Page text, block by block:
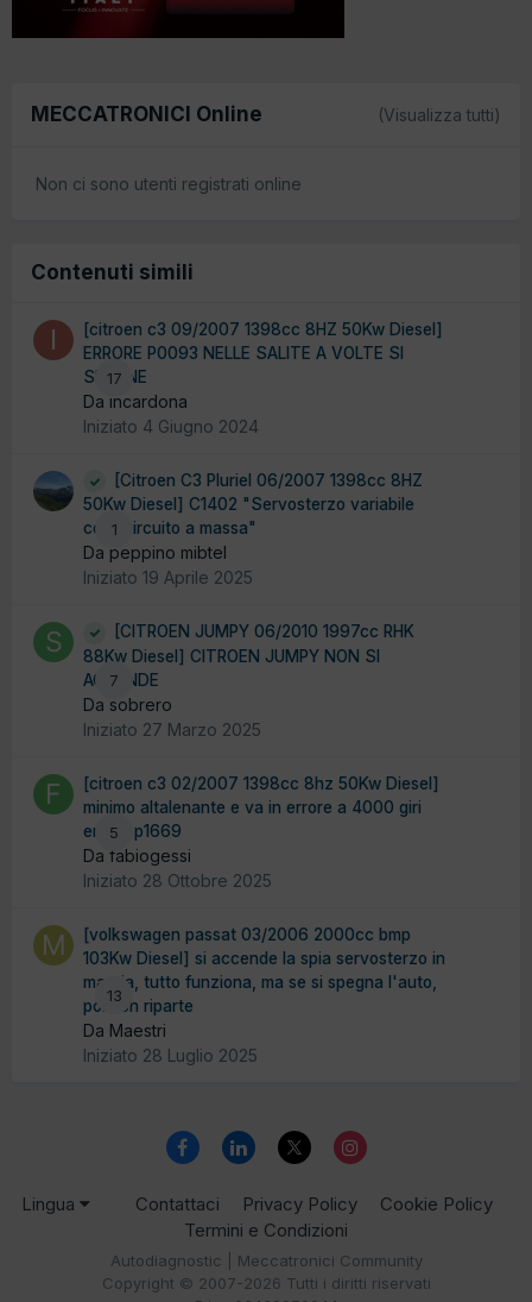
MECCATRONICI Online (Visualizza tutti)
Non ci sono utenti registrati online
Contenuti simili
17
[citroen c3 09/2007 1398cc 8HZ 50Kw Diesel]
ERRORE P0093 NELLE SALITE A VOLTE SI
SPEGNE
Da incardona
Iniziato 4 Giugno 2024
1
[Citroen C3 Pluriel 06/2007 1398cc 8HZ
50Kw Diesel] C1402 "Servosterzo variabile
cortocircuito a massa"
Da peppino mibtel
Iniziato 19 Aprile 2025
7
[CITROEN JUMPY 06/2010 1997cc RHK
88Kw Diesel] CITROEN JUMPY NON SI
ACCENDE
Da sobrero
Iniziato 27 Marzo 2025
5
[citroen c3 02/2007 1398cc 8hz 50Kw Diesel]
minimo altalenante e va in errore a 4000 giri
errore p1669
Da fabiogessi
Iniziato 28 Ottobre 2025
13
[volkswagen passat 03/2006 2000cc bmp
103Kw Diesel] si accende la spia servosterzo in
marcia, tutto funziona, ma se si spegna l'auto,
poi non riparte
Da Maestri
Iniziato 28 Luglio 2025
Lingua Contattaci Privacy Policy
Cookie Policy
Termini e Condizioni
Autodiagnostic | Meccatronici Community
Copyright © 2007-2026 Tutti i diritti riservati